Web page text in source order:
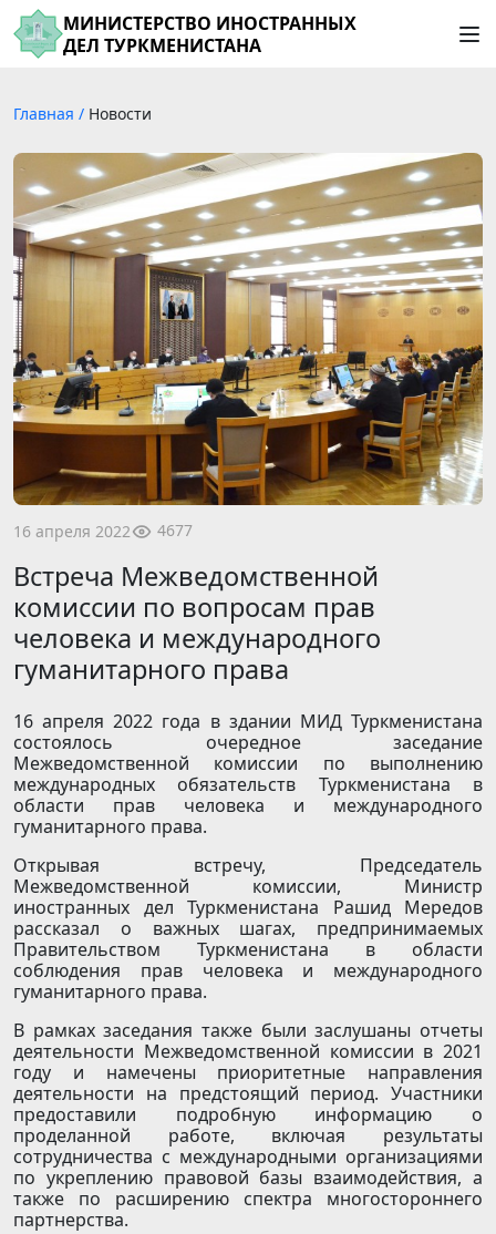
МИНИСТЕРСТВО ИНОСТРАННЫХ
ДЕЛ ТУРКМЕНИСТАНА
Главная / Новости
16 апреля 2022 4677
Встреча Межведомственной
комиссии по вопросам прав
человека и международного
гуманитарного права
16 апреля 2022 года в здании МИД Туркменистана
состоялось очередное заседание
Межведомственной комиссии по выполнению
международных обязательств Туркменистана в
области прав человека и международного
гуманитарного права.
Открывая встречу, Председатель
Межведомственной комиссии, Министр
иностранных дел Туркменистана Рашид Мередов
рассказал о важных шагах, предпринимаемых
Правительством Туркменистана в области
соблюдения прав человека и международного
гуманитарного права.
В рамках заседания также были заслушаны отчеты
деятельности Межведомственной комиссии в 2021
году и намечены приоритетные направления
деятельности на предстоящий период. Участники
предоставили подробную информацию о
проделанной работе, включая результаты
сотрудничества с международными организациями
по укреплению правовой базы взаимодействия, а
также по расширению спектра многостороннего
партнерства.